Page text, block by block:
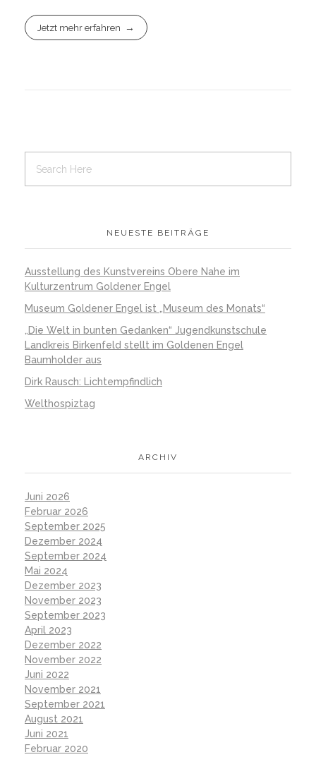
Jetzt mehr erfahren
NEUESTE BEITRÄGE
Ausstellung des Kunstvereins Obere Nahe im
Kulturzentrum Goldener Engel
Museum Goldener Engel ist „Museum des Monats“
„Die Welt in bunten Gedanken“ Jugendkunstschule
Landkreis Birkenfeld stellt im Goldenen Engel
Baumholder aus
Dirk Rausch: Lichtempfindlich
Welthospiztag
ARCHIV
Juni 2026
Februar 2026
September 2025
Dezember 2024
September 2024
Mai 2024
Dezember 2023
November 2023
September 2023
April 2023
Dezember 2022
November 2022
Juni 2022
November 2021
September 2021
August 2021
Juni 2021
Februar 2020